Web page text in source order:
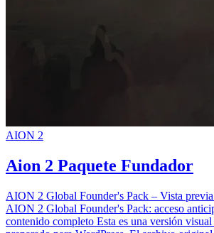
AION 2
Aion 2 Paquete Fundador
AION 2 Global Founder's Pack – Vista
AION 2 Global Founder's Pack: acceso
contenido completo Esta es una versión